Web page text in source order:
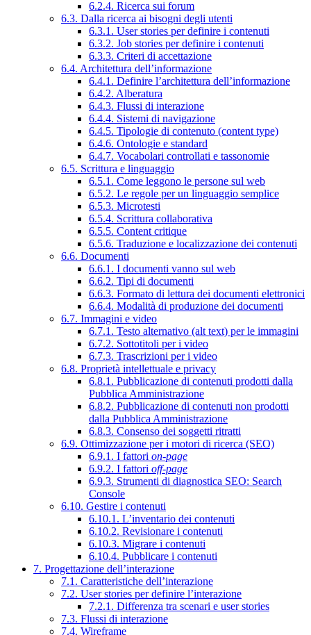
6.2.4. Ricerca sui forum
6.3. Dalla ricerca ai bisogni degli utenti
6.3.1. User stories per definire i contenuti
6.3.2. Job stories per definire i contenuti
6.3.3. Criteri di accettazione
6.4. Architettura dell’informazione
6.4.1. Definire l’architettura dell’informazione
6.4.2. Alberatura
6.4.3. Flussi di interazione
6.4.4. Sistemi di navigazione
6.4.5. Tipologie di contenuto (content type)
6.4.6. Ontologie e standard
6.4.7. Vocabolari controllati e tassonomie
6.5. Scrittura e linguaggio
6.5.1. Come leggono le persone sul web
6.5.2. Le regole per un linguaggio semplice
6.5.3. Microtesti
6.5.4. Scrittura collaborativa
6.5.5. Content critique
6.5.6. Traduzione e localizzazione dei contenuti
6.6. Documenti
6.6.1. I documenti vanno sul web
6.6.2. Tipi di documenti
6.6.3. Formato di lettura dei documenti elettronici
6.6.4. Modalità di produzione dei documenti
6.7. Immagini e video
6.7.1. Testo alternativo (alt text) per le immagini
6.7.2. Sottotitoli per i video
6.7.3. Trascrizioni per i video
6.8. Proprietà intellettuale e privacy
6.8.1. Pubblicazione di contenuti prodotti dalla
Pubblica Amministrazione
6.8.2. Pubblicazione di contenuti non prodotti
dalla Pubblica Amministrazione
6.8.3. Consenso dei soggetti ritratti
6.9. Ottimizzazione per i motori di ricerca (SEO)
6.9.1. I fattori on-page
6.9.2. I fattori off-page
6.9.3. Strumenti di diagnostica SEO: Search
Console
6.10. Gestire i contenuti
6.10.1. L’inventario dei contenuti
6.10.2. Revisionare i contenuti
6.10.3. Migrare i contenuti
6.10.4. Pubblicare i contenuti
7. Progettazione dell’interazione
7.1. Caratteristiche dell’interazione
7.2. User stories per definire l’interazione
7.2.1. Differenza tra scenari e user stories
7.3. Flussi di interazione
7.4. Wireframe